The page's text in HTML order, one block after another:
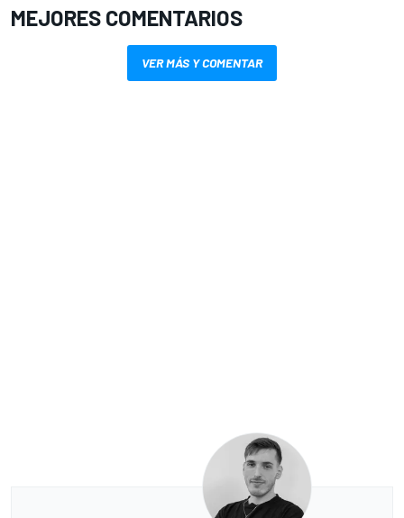
MEJORES COMENTARIOS
VER MÁS Y COMENTAR